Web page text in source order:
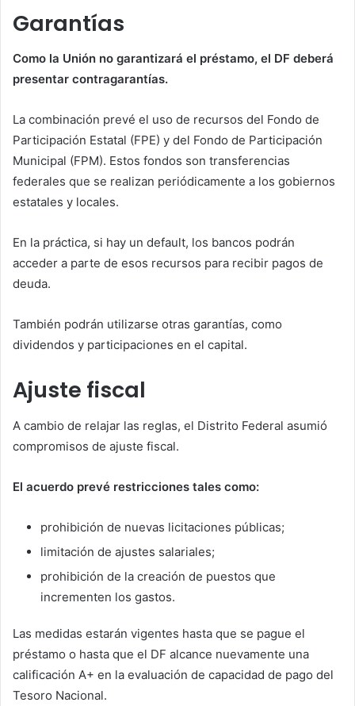
Garantías
Como la Unión no garantizará el préstamo, el DF deberá
presentar contragarantías.
La combinación prevé el uso de recursos del Fondo de
Participación Estatal (FPE) y del Fondo de Participación
Municipal (FPM). Estos fondos son transferencias
federales que se realizan periódicamente a los gobiernos
estatales y locales.
En la práctica, si hay un default, los bancos podrán
acceder a parte de esos recursos para recibir pagos de
deuda.
También podrán utilizarse otras garantías, como
dividendos y participaciones en el capital.
Ajuste fiscal
A cambio de relajar las reglas, el Distrito Federal asumió
compromisos de ajuste fiscal.
El acuerdo prevé restricciones tales como:
prohibición de nuevas licitaciones públicas;
limitación de ajustes salariales;
prohibición de la creación de puestos que
incrementen los gastos.
Las medidas estarán vigentes hasta que se pague el
préstamo o hasta que el DF alcance nuevamente una
calificación A+ en la evaluación de capacidad de pago del
Tesoro Nacional.